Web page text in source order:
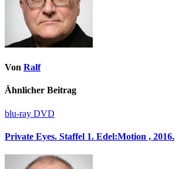
Von Ralf
Ähnlicher Beitrag
blu-ray DVD
Private Eyes. Staffel 1. Edel:Motion , 2016.